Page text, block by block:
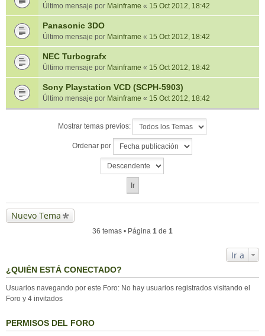
Último mensaje por Mainframe « 15 Oct 2012, 18:42
Panasonic 3DO
Último mensaje por Mainframe « 15 Oct 2012, 18:42
NEC Turbografx
Último mensaje por Mainframe « 15 Oct 2012, 18:42
Sony Playstation VCD (SCPH-5903)
Último mensaje por Mainframe « 15 Oct 2012, 18:42
Mostrar temas previos:
Ordenar por
Nuevo Tema
36 temas • Página 1 de 1
Ir a
¿QUIÉN ESTÁ CONECTADO?
Usuarios navegando por este Foro: No hay usuarios registrados visitando el
Foro y 4 invitados
PERMISOS DEL FORO